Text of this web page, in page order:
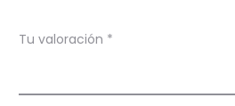
i
o
Tu valoración *